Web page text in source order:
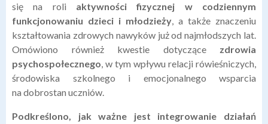
się na roli aktywności fizycznej w codziennym
funkcjonowaniu dzieci i młodzieży, a także znaczeniu
kształtowania zdrowych nawyków już od najmłodszych lat.
Omówiono również kwestie dotyczące zdrowia
psychospołecznego, w tym wpływu relacji rówieśniczych,
środowiska szkolnego i emocjonalnego wsparcia
na dobrostan uczniów.
Podkreślono, jak ważne jest integrowanie działań